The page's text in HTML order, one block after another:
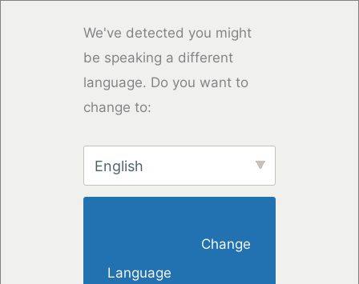
We've detected you might
be speaking a different
language. Do you want to
change to:
English
Language